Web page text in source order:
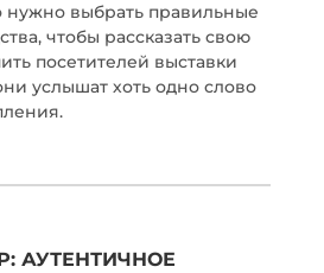
выбрать правильные
чтобы рассказать свою
посетителей выставки
услышат хоть одно слово
АУТЕНТИЧНОЕ